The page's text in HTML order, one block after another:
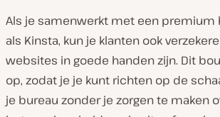
Als je samenwerkt met een premium
als Kinsta, kun je klanten ook
websites in goede handen zijn. Dit
op, zodat je je kunt richten op de
je bureau zonder je zorgen te maken